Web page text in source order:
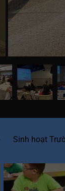
Sinh hoạt